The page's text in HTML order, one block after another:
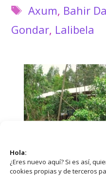
Hola:
¿Eres nuevo aquí? Si es así,
cookies propias y de terceros
Etiquetas
Axum, Bahir
Gondar, Lalibela